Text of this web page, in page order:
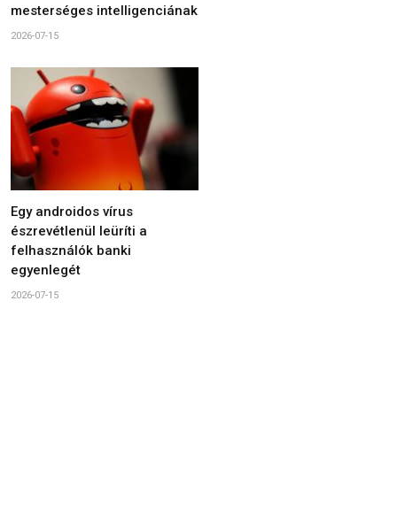
mesterséges intelligenciának
2026-07-15
Egy androidos vírus
észrevétlenül leüríti a
felhasználók banki
egyenlegét
2026-07-15